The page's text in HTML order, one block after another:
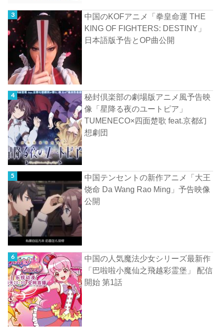
中国のKOFアニメ「拳皇命運 THE
KING OF FIGHTERS: DESTINY」
日本語版予告とOP曲公開
秘封倶楽部の劇場版アニメ風予告映
像「星降る夜のユートピア」
TUMENECO×四面楚歌 feat.京都幻
想劇団
中国テンセントの新作アニメ「大王
饶命 Da Wang Rao Ming」予告映像
公開
中国の人気魔法少女シリーズ最新作
「巴啦啦小魔仙之飛越彩霊堡」 配信
開始 第1話